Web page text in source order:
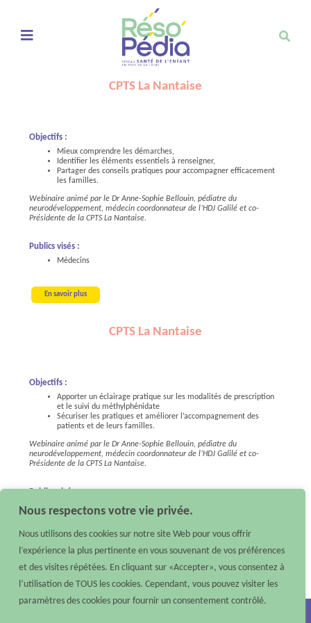
Nous respectons votre vie privée.
Nous utilisons des cookies sur notre site Web pour vous offrir
l’expérience la plus pertinente en vous souvenant de vos préférences
et des visites répétées. En cliquant sur «Accepter», vous consentez à
l’utilisation de TOUS les cookies. Cependant, vous pouvez visiter les
paramètres des cookies pour fournir un consentement contrôlé.
Ouvrir le menu de navigation mobile
CPTS La Nantaise
Objectifs :
Mieux comprendre les démarches,
Identifier les éléments essentiels à renseigner,
Partager des conseils pratiques pour accompagner efficacement
les familles.
Webinaire animé par le Dr Anne-Sophie Bellouin, pédiatre du
neurodéveloppement, médecin coordonnateur de l’HDJ Galilé et co-
Présidente de la CPTS La Nantaise.
Publics visés :
Médecins
En savoir plus
CPTS La Nantaise
Objectifs :
Apporter un éclairage pratique sur les modalités de prescription
et le suivi du méthylphénidate
Sécuriser les pratiques et améliorer l’accompagnement des
patients et de leurs familles.
Webinaire animé par le Dr Anne-Sophie Bellouin, pédiatre du
neurodéveloppement, médecin coordonnateur de l’HDJ Galilé et co-
Présidente de la CPTS La Nantaise.
Médecins
présentation des médicaments psychostimulants,réalisé par le centre
En savoir plus